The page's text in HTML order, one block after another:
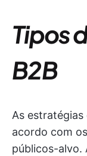
Tipos
B2B
As
acordo com
públicos-alvo.